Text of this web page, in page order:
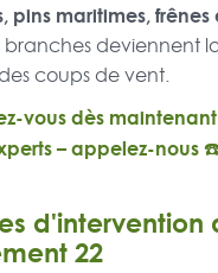
pins maritimes, frênes
branches deviennent
coups de vent.
vous dès
– appelez-nous
d'intervention
22